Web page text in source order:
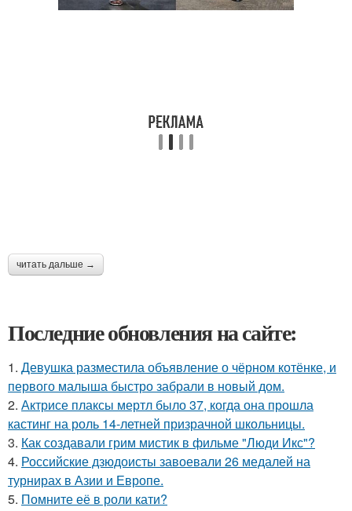
читать дальше →
Последние обновления на сайте:
1. Девушка разместила объявление о чёрном котёнке, и
первого малыша быстро забрали в новый дом.
2. Актрисе плаксы мертл было 37, когда она прошла
кастинг на роль 14-летней призрачной школьницы.
3. Как создавали грим мистик в фильме "Люди Икс"?
4. Российские дзюдоисты завоевали 26 медалей на
турнирах в Азии и Европе.
5. Помните её в роли кати?